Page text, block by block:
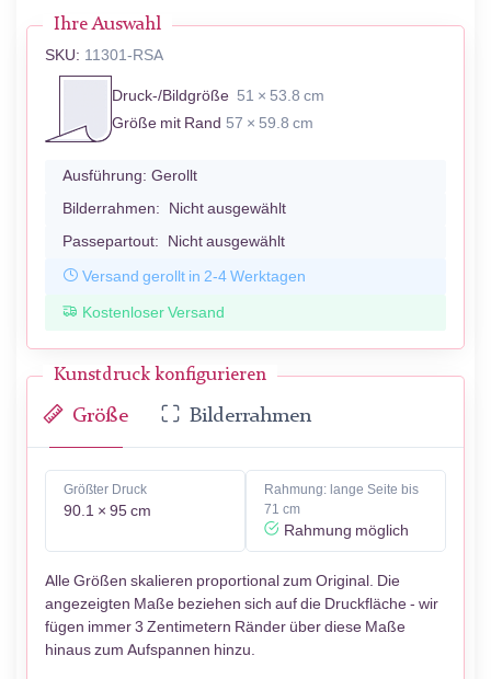
Ihre Auswahl
SKU: 11301-RSA
Druck-/Bildgröße 51 × 53.8 cm
Größe mit Rand 57 × 59.8 cm
Ausführung: Gerollt
Bilderrahmen: Nicht ausgewählt
Passepartout: Nicht ausgewählt
Versand gerollt in 2-4 Werktagen
Kostenloser Versand
Kunstdruck konfigurieren
Größe Bilderrahmen
Größter Druck
90.1 × 95 cm
Rahmung: lange Seite bis
71 cm
Rahmung möglich
Alle Größen skalieren proportional zum Original. Die
angezeigten Maße beziehen sich auf die Druckfläche - wir
fügen immer 3 Zentimetern Ränder über diese Maße
hinaus zum Aufspannen hinzu.